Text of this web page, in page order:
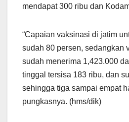
mendapat 300 ribu dan
“Capaian vaksinasi di jatim
sudah 80 persen, sedangkan
sudah menerima 1,423.000
tinggal tersisa 183 ribu, dan
sehingga tiga sampai empat
pungkasnya. (hms/dik)